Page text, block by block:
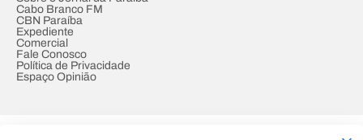
Cabo Branco FM
CBN Paraíba
Expediente
Comercial
Fale Conosco
Política de Privacidade
Espaço Opinião